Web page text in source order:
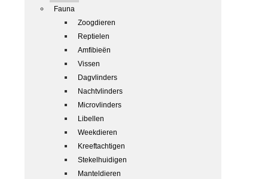
Fauna
Zoogdieren
Reptielen
Amfibieën
Vissen
Dagvlinders
Nachtvlinders
Microvlinders
Libellen
Weekdieren
Kreeftachtigen
Stekelhuidigen
Manteldieren